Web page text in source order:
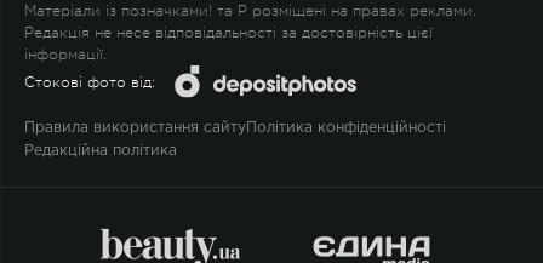
Матеріали із позначками! та P розміщені на правах реклами.
Редакція не несе відповідальності за достовірність цієї
інформації.
Стокові фото від:
Правила використання сайту Політика конфіденційності
Редакційна політика